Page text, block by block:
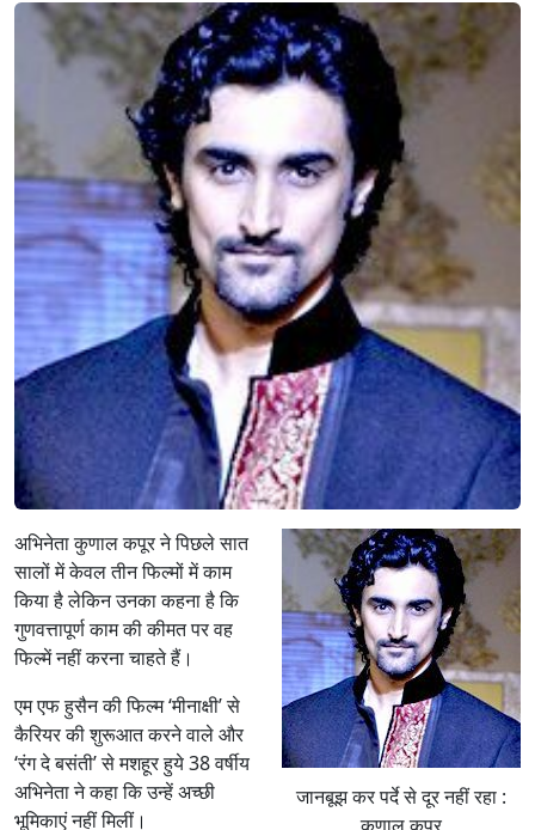
जानबूझ कर पर्दे से दूर नहीं रहा :
अभिनेता कुणाल कपूर ने पिछले सात
सालों में केवल तीन फिल्मों में काम
किया है लेकिन उनका कहना है कि
गुणवत्तापूर्ण काम की कीमत पर वह
फिल्में नहीं करना चाहते हैं।
एम एफ हुसैन की फिल्म ‘मीनाक्षी’ से
कैरियर की शुरूआत करने वाले और
‘रंग दे बसंती’ से मशहूर हुये 38 वर्षीय
अभिनेता ने कहा कि उन्हें अच्छी
भूमिकाएं नहीं मिलीं।